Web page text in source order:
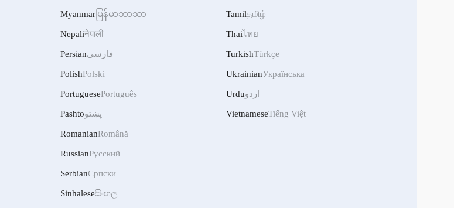
Myanmar မြန်မာဘာသာ
Nepaliनेपाली
Persianفارسی
PolishPolski
PortuguesePortuguês
Pashtoپښتو
RomanianRomână
RussianРусский
SerbianСрпски
Sinhaleseසිංහල
Tamilதமிழ்
Thaiไทย
TurkishTürkçe
UkrainianУкраїнська
Urduاردو
VietnameseTiếng Việt